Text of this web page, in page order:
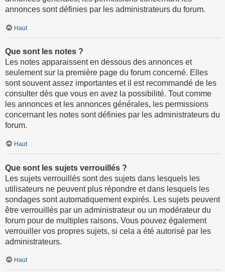
annonces sont définies par les administrateurs du forum.
Haut
Que sont les notes ?
Les notes apparaissent en dessous des annonces et
seulement sur la première page du forum concerné. Elles
sont souvent assez importantes et il est recommandé de les
consulter dès que vous en avez la possibilité. Tout comme
les annonces et les annonces générales, les permissions
concernant les notes sont définies par les administrateurs du
forum.
Haut
Que sont les sujets verrouillés ?
Les sujets verrouillés sont des sujets dans lesquels les
utilisateurs ne peuvent plus répondre et dans lesquels les
sondages sont automatiquement expirés. Les sujets peuvent
être verrouillés par un administrateur ou un modérateur du
forum pour de multiples raisons. Vous pouvez également
verrouiller vos propres sujets, si cela a été autorisé par les
administrateurs.
Haut